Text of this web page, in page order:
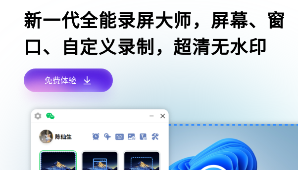
新一代全能录屏大师，屏幕、窗
口、自定义录制，超清无水印
免费体验